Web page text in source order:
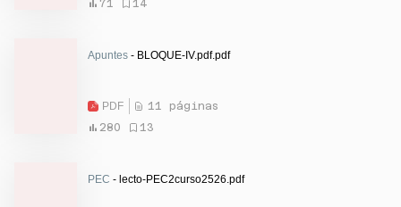
71
14
Apuntes - BLOQUE-IV.pdf.pdf
PDF
11 páginas
280
13
PEC - lecto-PEC2curso2526.pdf